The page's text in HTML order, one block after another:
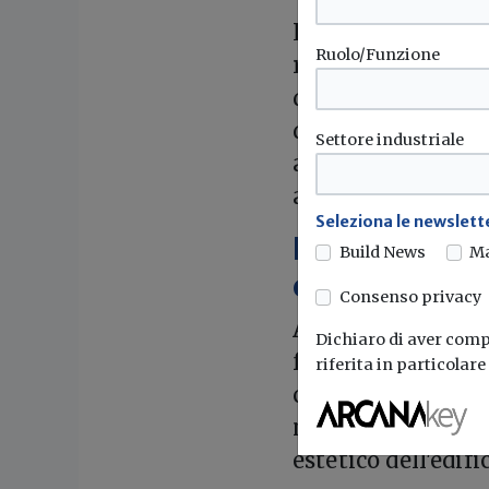
Le infiltrazioni
rappresentano
diventa
danno e stabilire
aspetti che
amministratori e
Rifacimento
esecutive
Anche gli
frequente di
corretta dei
estetico
Ruolo/Funzione
Settore industriale
Seleziona le
Build News
Consenso privacy
Dichiaro di aver
riferita in particolare